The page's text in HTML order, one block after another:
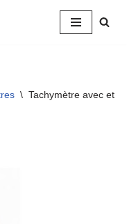
\ Tachymètre avec et